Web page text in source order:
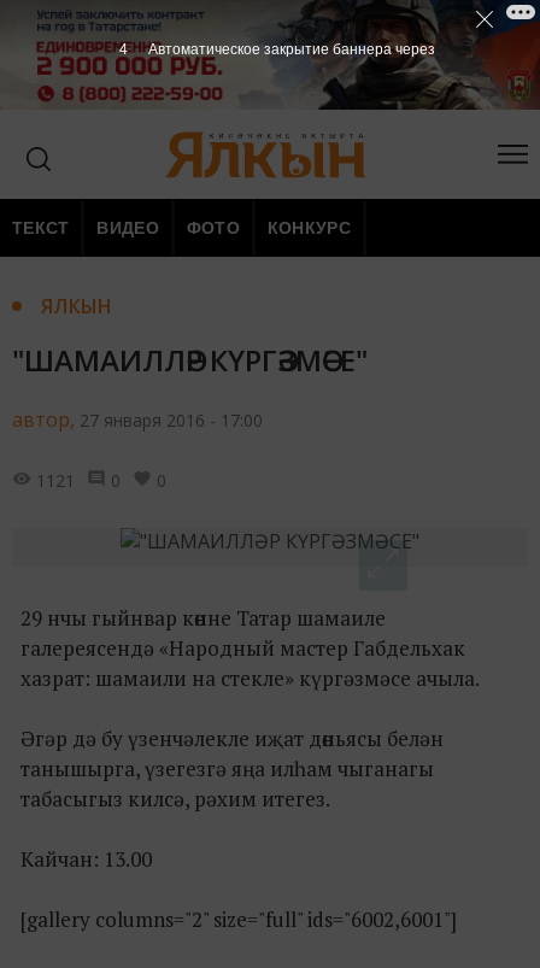
ТЕКСТ ВИДЕО ФОТО КОНКУРС
ЯЛКЫН
"ШАМАИЛЛӘР КҮРГӘЗМӘСЕ"
автор, 27 января 2016 - 17:00
1121 0 0
29 нчы гыйнвар көнне Татар шамаиле
галереясендә «Народный мастер Габдельхак
хазрат: шамаили на стекле» күргәзмәсе ачыла.
Әгәр дә бу үзенчәлекле иҗат дөньясы белән
танышырга, үзегезгә яңа илһам чыганагы
табасыгыз килсә, рәхим итегез.
Кайчан: 13.00
[gallery columns="2" size="full" ids="6002,6001"]
3 Автоматическое закрытие баннера через